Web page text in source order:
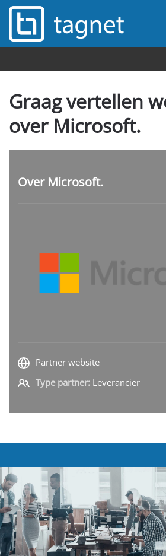
Overslaan en naar de inhoud gaan
Graag vertellen
over Microsoft.
Over Microsoft.
Partner website
Type partner: Leverancier